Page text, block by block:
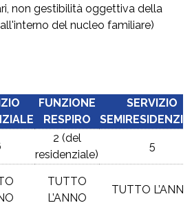
non gestibilità oggettiva della
del nucleo familiare)
FUNZIONE
RESPIRO
SERVIZIO
2 (del
residenziale)
5
TUTTO
L’ANNO
TUTTO L’ANNO